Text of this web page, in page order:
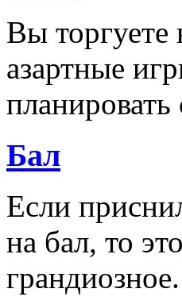
Вы торгуете
азартные
Бал
Если
на бал, то